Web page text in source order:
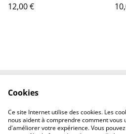
12,00 €
Politique de
confidentialité
Cookies
Ce site Internet utilise des cookies. Les
nous aident à comprendre comment vous
d'améliorer votre expérience. Vous